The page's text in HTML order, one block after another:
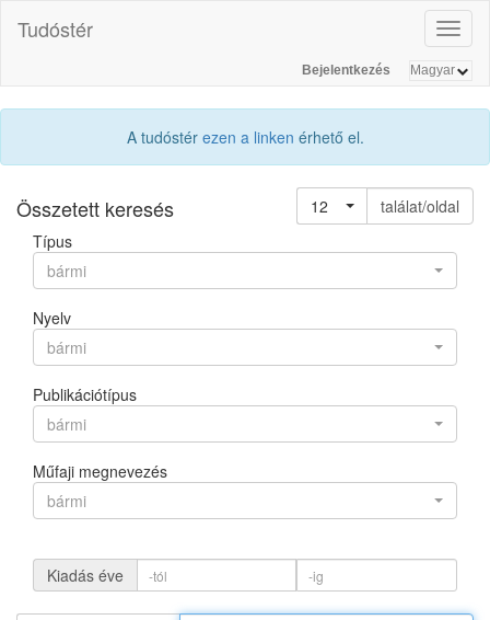
Tudóstér
Bejelentkezés
A tudóstér ezen a linken érhető el.
Összetett keresés 12
találat/oldal
Típus
bármi
Nyelv
bármi
Publikációtípus
bármi
Műfaji megnevezés
bármi
Kiadás éve